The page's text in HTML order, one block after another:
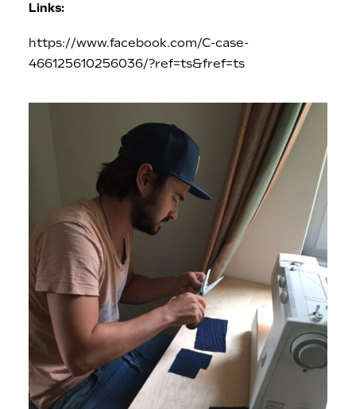
Links:
https://www.facebook.com/C-case-
466125610256036/?ref=ts&fref=ts